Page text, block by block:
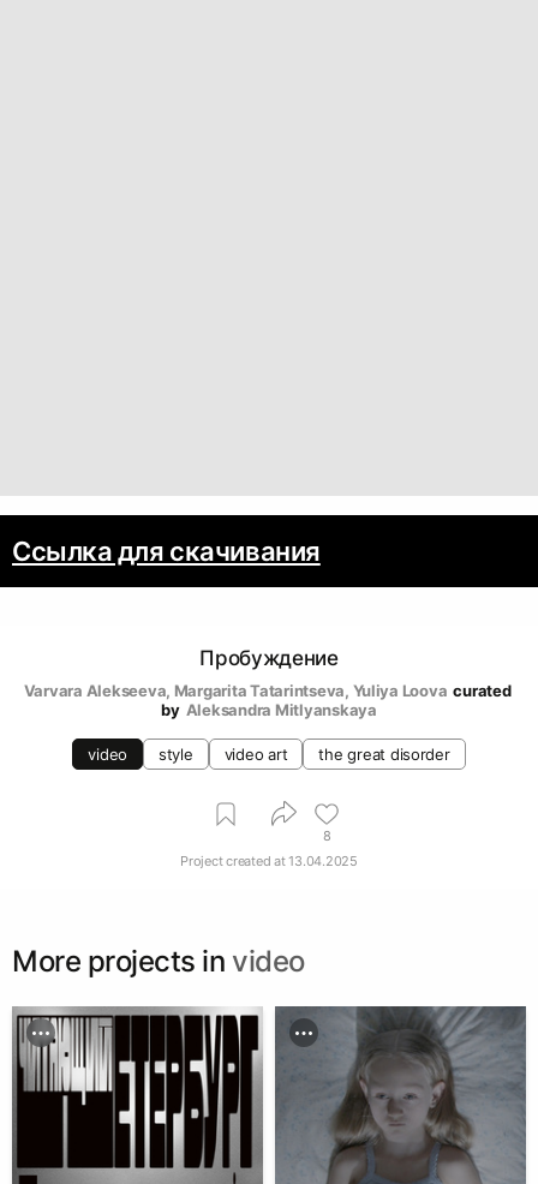
Ссылка для скачивания
Пробуждение
Varvara Alekseeva, Margarita Tatarintseva, Yuliya Loova curated
by Aleksandra Mitlyanskaya
video style video art the great disorder
8
Project created at13.04.2025
More projects in video